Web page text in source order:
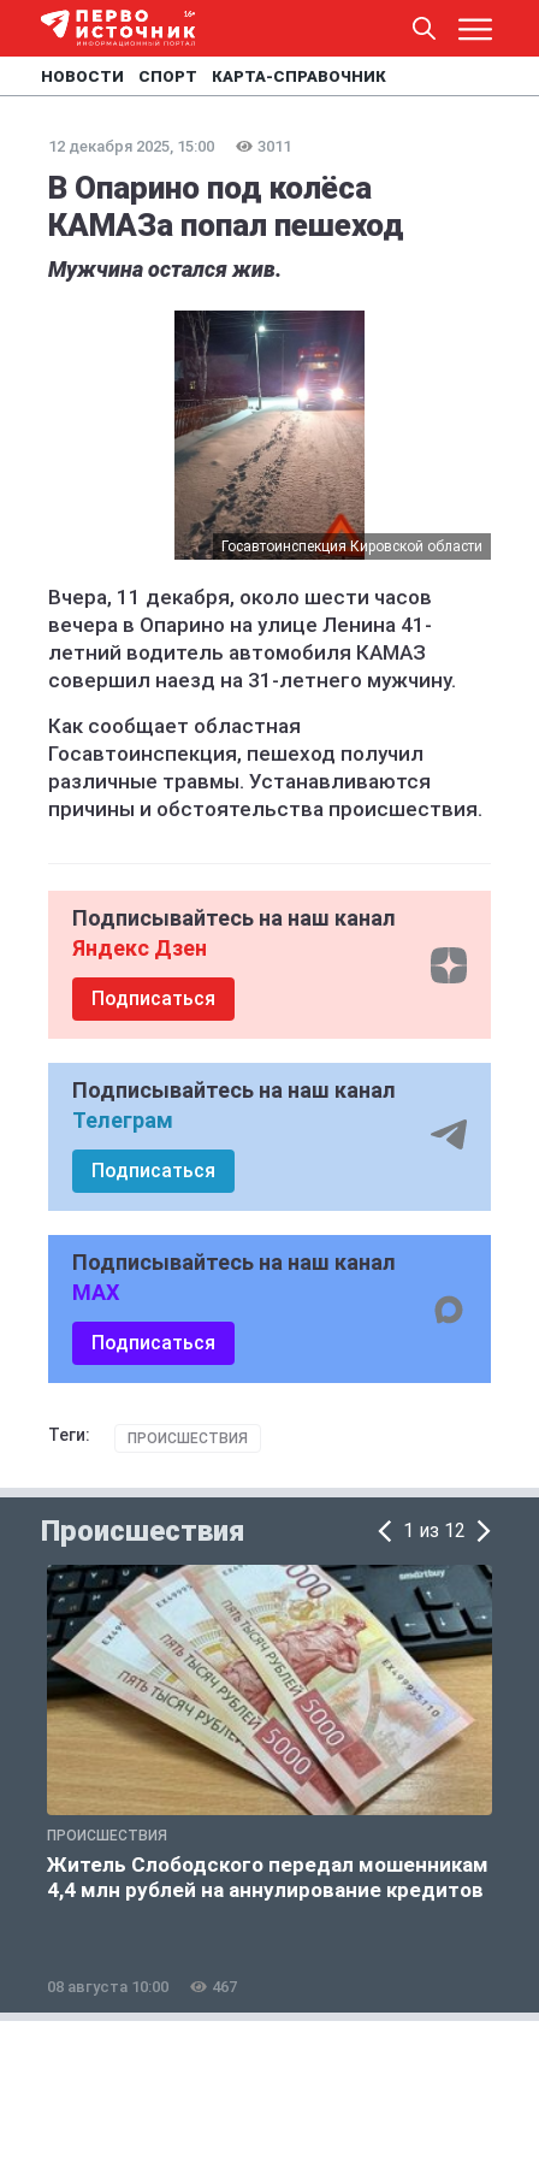
НОВОСТИ СПОРТ КАРТА-СПРАВОЧНИК
12 декабря 2025, 15:00 3011
В Опарино под колёса
КАМАЗа попал пешеход
Мужчина остался жив.
Госавтоинспекция Кировской области
Вчера, 11 декабря, около шести часов
вечера в Опарино на улице Ленина 41-
летний водитель автомобиля КАМАЗ
совершил наезд на 31-летнего мужчину.
Как сообщает областная
Госавтоинспекция, пешеход получил
различные травмы. Устанавливаются
причины и обстоятельства происшествия.
Подписывайтесь на наш канал
Яндекс Дзен
Подписаться
Подписывайтесь на наш канал
Телеграм
Подписаться
Подписывайтесь на наш канал
MAX
Подписаться
Теги: ПРОИСШЕСТВИЯ
Происшествия 1 из 12
ПРОИСШЕСТВИЯ
Житель Слободского передал мошенникам
4,4 млн рублей на аннулирование кредитов
08 августа 10:00 467